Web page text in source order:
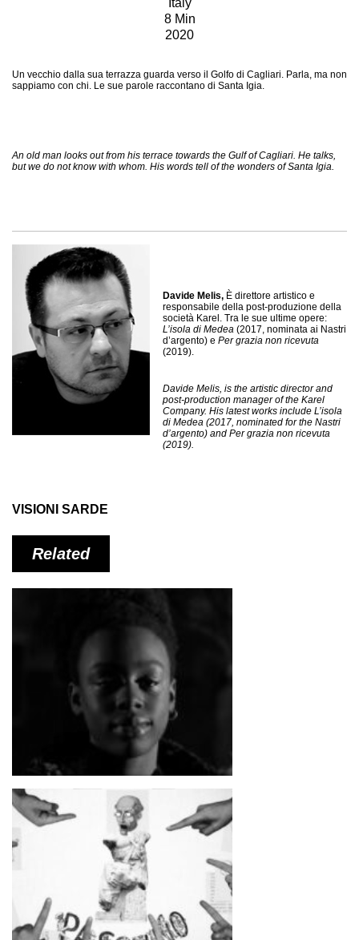
Italy
8 Min
2020
Un vecchio dalla sua terrazza guarda verso il Golfo di Cagliari. Parla, ma non
sappiamo con chi. Le sue parole raccontano di Santa Igia.
An old man looks out from his terrace towards the Gulf of Cagliari. He talks,
but we do not know with whom. His words tell of the wonders of Santa Igia.
Davide Melis, È direttore artistico e
responsabile della post-produzione della
società Karel. Tra le sue ultime opere:
L’isola di Medea (2017, nominata ai Nastri
d’argento) e Per grazia non ricevuta
(2019).
Davide Melis, is the artistic director and
post-production manager of the Karel
Company. His latest works include L’isola
di Medea (2017, nominated for the Nastri
d’argento) and Per grazia non ricevuta
(2019).
VISIONI SARDE
Related